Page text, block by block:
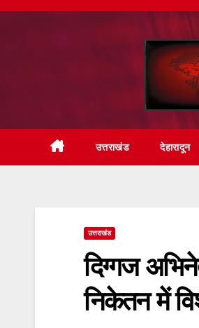
Skip
उत्तराखंड देहारादून
उत्तराखंड
दिग्गज
निकेतन में